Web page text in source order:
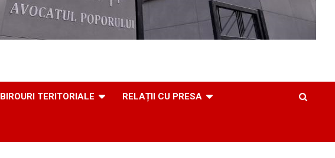
BIROURI TERITORIALE RELAȚII CU PRESA